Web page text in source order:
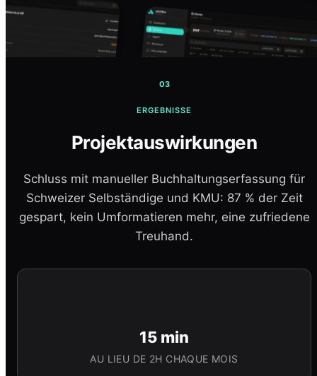
03
ERGEBNISSE
Projektauswirkungen
Schluss mit manueller Buchhaltungserfassung für
Schweizer Selbständige und KMU: 87 % der Zeit
gespart, kein Umformatieren mehr, eine zufriedene
Treuhand.
15 min
AU LIEU DE 2H CHAQUE MOIS